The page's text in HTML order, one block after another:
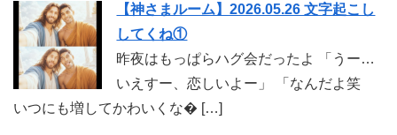
【神さまルーム】2026.05.26 文字起こし
してくね①
昨夜はもっぱらハグ会だったよ 「うー…
いえすー、恋しいよー」 「なんだよ笑
いつにも増してかわいくな� […]